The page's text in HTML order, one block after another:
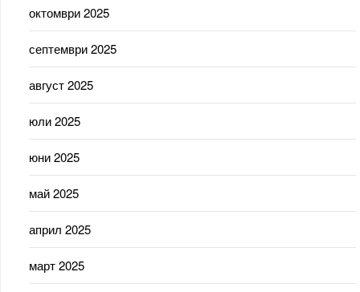
октомври 2025
септември 2025
август 2025
юли 2025
юни 2025
май 2025
април 2025
март 2025